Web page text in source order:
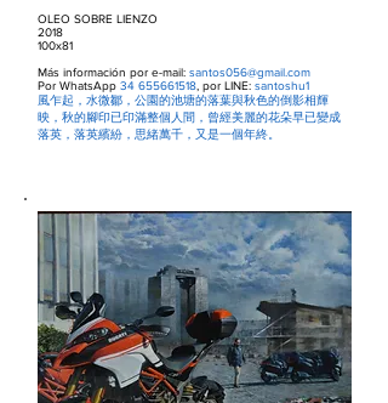
OLEO SOBRE LIENZO
2018
100x81
Más información por e-mail: santos056@gmail.com
Por WhatsApp 34 655661518 , por LINE: santoshu1
風乍起，水微鄒，公園的池塘的落葉與秋色的倒影相輝
映，秋的腳印已印滿整個人間，曾經美麗的花朵早已變成
落英，落英繽紛，思緒萬千，又是一個年終。